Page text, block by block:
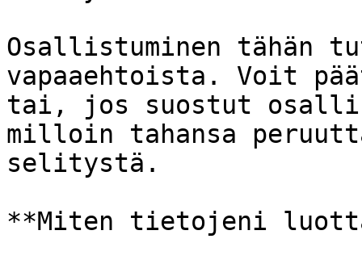
Osallistuminen tähän
vapaaehtoista. Voit
tai, jos suostut
milloin tahansa
selitystä.
**Miten tietojeni